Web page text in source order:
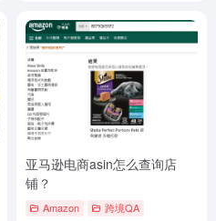
亚马逊电商asin怎么查询店
铺？
Amazon 跨境QA